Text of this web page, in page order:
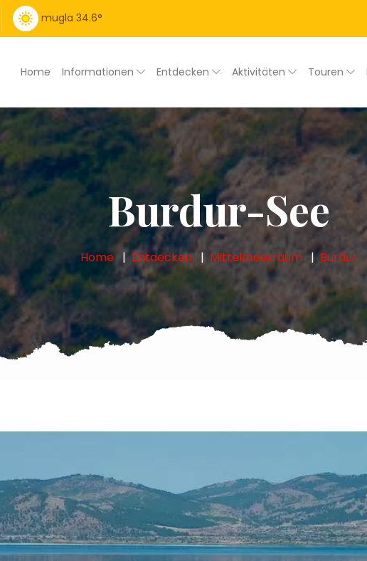
mugla 34.6°
Home Informationen Entdecken Aktivitäten Touren
Burdur-See
Home Entdecken Mittelmeerraum Burdur